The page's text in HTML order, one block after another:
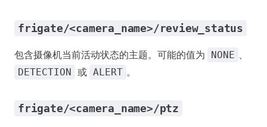
frigate/<camera_name>/review_status
包含摄像机当前活动状态的主题。可能的值为 NONE 、
DETECTION 或 ALERT 。
frigate/<camera_name>/ptz